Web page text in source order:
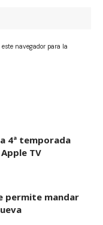
navegador para la
4ª temporada
TV
permite mandar